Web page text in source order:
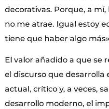
decorativas. Porque, a
no me atrae. Igual estoy
tiene que haber algo
El valor añadido a que se
el discurso que desarrolla
actual, crítico y, a veces,
desarrollo moderno, el